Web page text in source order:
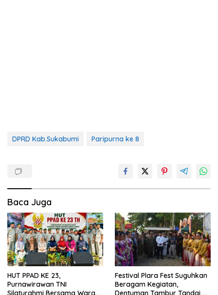
DPRD Kab.Sukabumi Paripurna ke 8
Baca Juga
HUT PPAD KE 23,
Purnawirawan TNI
Silaturahmi Bersama Warga
Festival Plara Fest Suguhkan
Beragam Kegiatan,
Dentuman Tambur Tandai di